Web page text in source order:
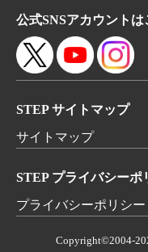
FAX:072-648-3312
大阪府摂津市鳥飼本
公式SNSアカウントは
STEP サイトマップ
サイトマップ
STEP プライバシーポ
プライバシーポリシー
Copyright©2004-